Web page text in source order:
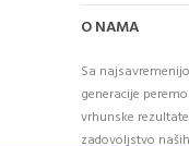
O NAMA
Sa
generacije
vrhunske
zadovoljstvo